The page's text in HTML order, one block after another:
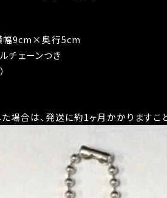
幅9cm×奥行5cm
チェーンつき
場合は、発送に約1ヶ月かかりますこ